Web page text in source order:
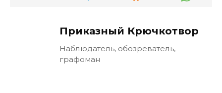
Приказный Крючкотвор
Наблюдатель, обозреватель,
графоман